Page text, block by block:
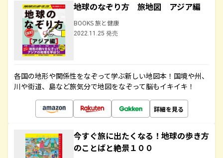
地球のなぞり方 旅地図 アジア編
BOOKS 旅と健康
2022.11.25 発売
各国の地形や関係性をなぞって学ぶ新しい地図本！国境や州、
川や街道、島など旅気分で地図をなぞって脳もイキイキ！
詳細を見る
今すぐ旅に出たくなる！地球の歩き方
のことばと絶景１００